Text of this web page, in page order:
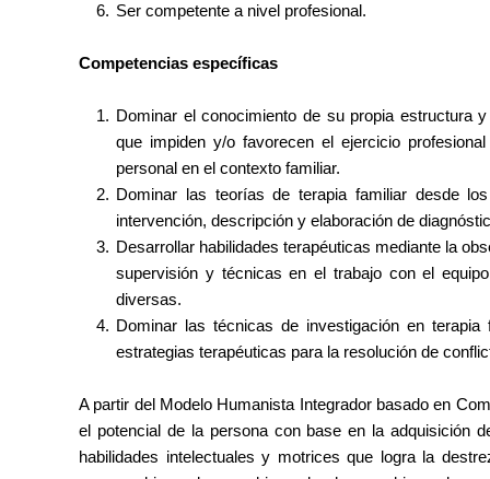
Ser competente a nivel profesional.
Competencias específicas
Dominar el conocimiento de su propia estructura
que impiden y/o favorecen el ejercicio
personal en el contexto familiar.
Dominar las teorías de terapia familiar desde
intervención, descripción y elaboración de
Desarrollar habilidades terapéuticas mediante la
supervisión y técnicas en el trabajo con el
diversas.
Dominar las técnicas de investigación en
estrategias terapéuticas para la resolución de
A partir del Modelo Humanista Integrador basado en
el potencial de la persona con base en la adquisición
habilidades intelectuales y motrices que logra la